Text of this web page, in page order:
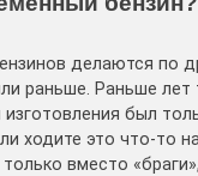
делаются по
раньше. Раньше лет
был
ходите это что-то
вместо